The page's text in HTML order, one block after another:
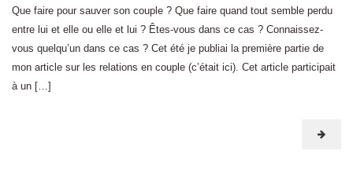
Que faire pour sauver son couple ? Que faire quand tout semble perdu
entre lui et elle ou elle et lui ? Êtes-vous dans ce cas ? Connaissez-
vous quelqu’un dans ce cas ? Cet été je publiai la première partie de
mon article sur les relations en couple (c’était ici). Cet article participait
à un […]